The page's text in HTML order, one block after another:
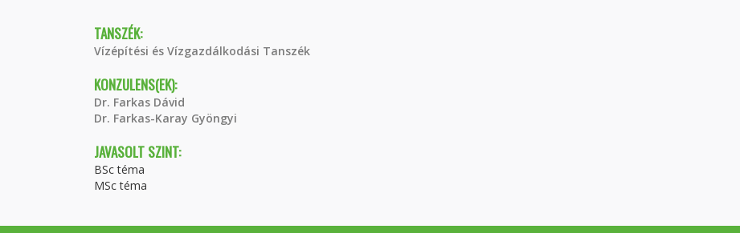
TANSZÉK:
Vízépítési és Vízgazdálkodási Tanszék
KONZULENS(EK):
Dr. Farkas Dávid
Dr. Farkas-Karay Gyöngyi
JAVASOLT SZINT:
BSc téma
MSc téma